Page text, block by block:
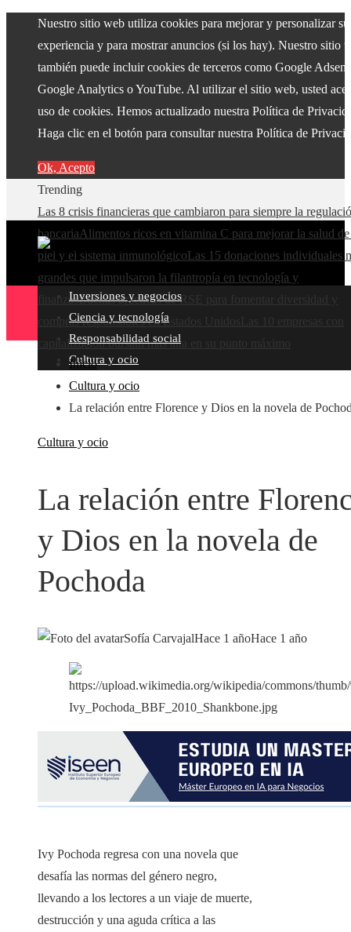
Nuestro sitio web utiliza cookies para mejorar y personalizar su
experiencia y para mostrar anuncios (si los hay). Nuestro sitio
también puede incluir cookies de terceros como Google
Google Analytics o YouTube. Al utilizar el sitio web, usted
uso de cookies. Hemos actualizado nuestra Política de
Haga clic en el botón para consultar nuestra Política de
Ok, Acepto
Trending
Las 8 crisis financieras que cambiaron para siempre la
bancariaAlimentos ricos en vitamina C para mejorar la salud
piel y el sistema inmunológicoLas 15 donaciones individuales
grandes que impulsaron la filantropía en tecnología y
finanzasBuenas prácticas de RSE para fomentar diversidad y
compras responsables en Estados Unidos
capitalización bursátil más alta en su punto máximo
Inversiones y negocios
Ciencia y tecnología
Responsabilidad social
Cultura y ocio
Inicio
Cultura y ocio
La relación entre Florence y Dios en la novela de
Cultura y ocio
La relación entre
y Dios en la novela de
Pochoda
Sofía CarvajalHace 1 añoHace 1 año
Ivy Pochoda regresa con una novela que
desafía las normas del género negro,
llevando a los lectores a un viaje de muerte,
destrucción y una aguda crítica a las